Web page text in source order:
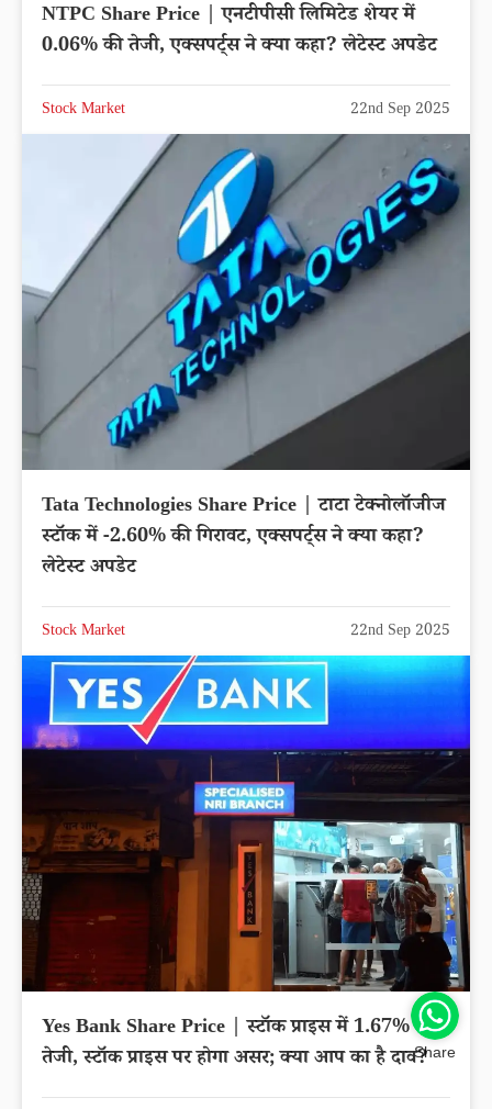
NTPC Share Price | एनटीपीसी लिमिटेड शेयर में
0.06% की तेजी, एक्सपर्ट्स ने क्या कहा? लेटेस्ट अपडेट
Stock Market 22nd Sep 2025
Tata Technologies Share Price | टाटा टेक्नोलॉजीज
स्टॉक में -2.60% की गिरावट, एक्सपर्ट्स ने क्या कहा?
लेटेस्ट अपडेट
Stock Market 22nd Sep 2025
Yes Bank Share Price | स्टॉक प्राइस में 1.67% की
तेजी, स्टॉक प्राइस पर होगा असर; क्या आप का है दाव?Share